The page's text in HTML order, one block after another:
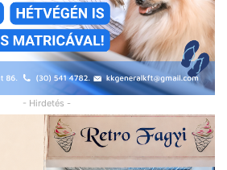
- Hirdetés -